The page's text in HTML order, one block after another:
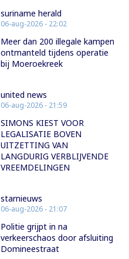
suriname herald
06-aug-2026 - 22:02
Meer dan 200 illegale kampen
ontmanteld tijdens operatie
bij Moeroekreek
united news
06-aug-2026 - 21:59
SIMONS KIEST VOOR
LEGALISATIE BOVEN
UITZETTING VAN
LANGDURIG VERBLIJVENDE
VREEMDELINGEN
starnieuws
06-aug-2026 - 21:07
Politie grijpt in na
verkeerschaos door afsluiting
Domineestraat